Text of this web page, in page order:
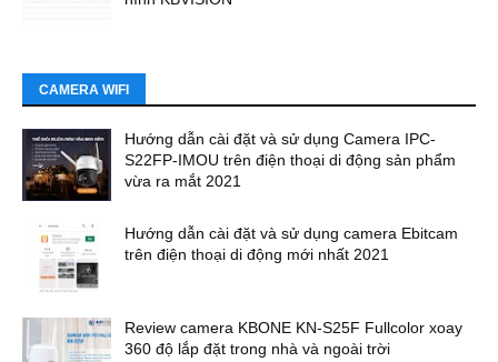
CAMERA WIFI
Hướng dẫn cài đặt và sử dụng Camera IPC-
S22FP-IMOU trên điện thoại di động sản phẩm
vừa ra mắt 2021
Hướng dẫn cài đặt và sử dụng camera Ebitcam
trên điện thoại di động mới nhất 2021
Review camera KBONE KN-S25F Fullcolor xoay
360 độ lắp đặt trong nhà và ngoài trời